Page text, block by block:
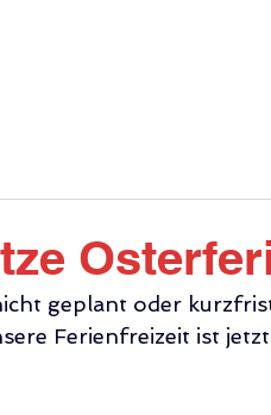
geplant oder
Ferienfreizeit ist